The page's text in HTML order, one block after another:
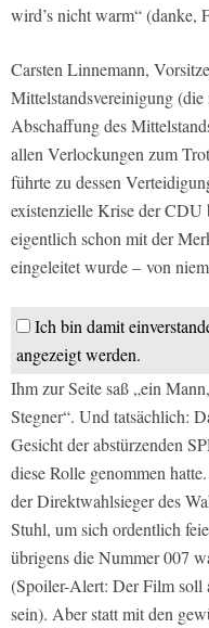
wird’s nicht warm“ (danke,
Carsten Linnemann,
Mittelstandsvereinigung
Abschaffung des
allen Verlockungen zum
führte zu dessen
existenzielle Krise der CDU
eigentlich schon mit der
eingeleitet wurde – von
Ich bin damit
angezeigt werden.
Ihm zur Seite saß „ein
Stegner“. Und tatsächlich:
Gesicht der abstürzenden
diese Rolle genommen
der Direktwahlsieger des
Stuhl, um sich ordentlich
übrigens die Nummer 007
(Spoiler-Alert: Der Film soll
sein). Aber statt mit den